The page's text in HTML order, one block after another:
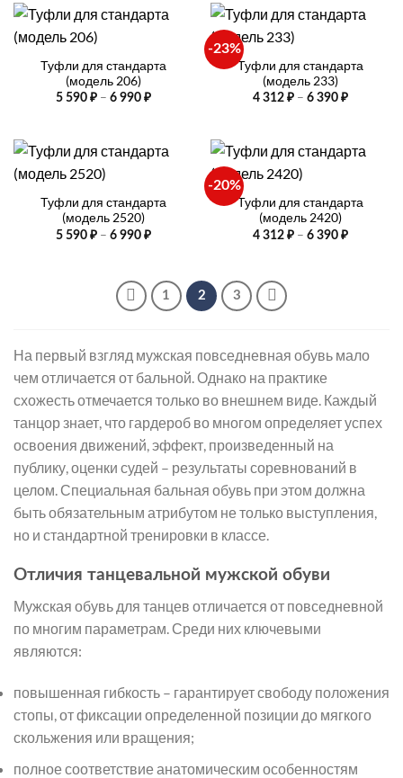
6
Туфли для стандарта
(модель 206)
5 590 ₽ – 6 990 ₽Диапазон
6
-23%
Туфли для стандарта
(модель 233)
4 312 ₽ – 6 390 ₽Диапазон
6
Туфли для стандарта
(модель 2520)
5 590 ₽ – 6 990 ₽Диапазон
–
6
990 ₽
-20%
Туфли для стандарта
(модель 2420)
4 312 ₽ – 6 390 ₽Диапазон
1 2 3
На первый взгляд мужская повседневная обувь мало
чем отличается от бальной. Однако на практике
схожесть отмечается только во внешнем виде. Каждый
танцор знает, что гардероб во многом определяет успех
освоения движений, эффект, произведенный на
публику, оценки судей – результаты соревнований в
целом. Специальная бальная обувь при этом должна
быть обязательным атрибутом не только выступления,
но и стандартной тренировки в классе.
Отличия танцевальной мужской обуви
Мужская обувь для танцев отличается от повседневной
по многим параметрам. Среди них ключевыми
являются:
повышенная гибкость – гарантирует свободу положения
стопы, от фиксации определенной позиции до мягкого
скольжения или вращения;
полное соответствие анатомическим особенностям